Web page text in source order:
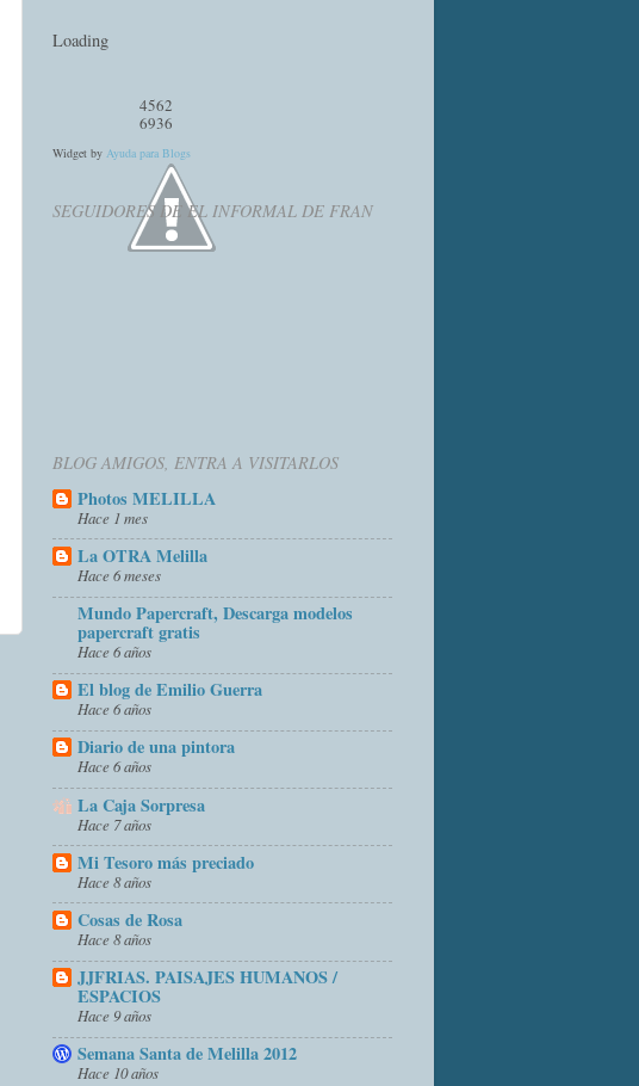
Loading
4562
6936
Widget by Ayuda para Blogs
SEGUIDORES DE EL INFORMAL DE FRAN
BLOG AMIGOS, ENTRA A VISITARLOS
Photos MELILLA
Hace 1 mes
La OTRA Melilla
Hace 6 meses
Mundo Papercraft, Descarga modelos
papercraft gratis
Hace 6 años
El blog de Emilio Guerra
Hace 6 años
Diario de una pintora
Hace 6 años
La Caja Sorpresa
Hace 7 años
Mi Tesoro más preciado
Hace 8 años
Cosas de Rosa
Hace 8 años
JJFRIAS. PAISAJES HUMANOS /
ESPACIOS
Hace 9 años
Semana Santa de Melilla 2012
Hace 10 años